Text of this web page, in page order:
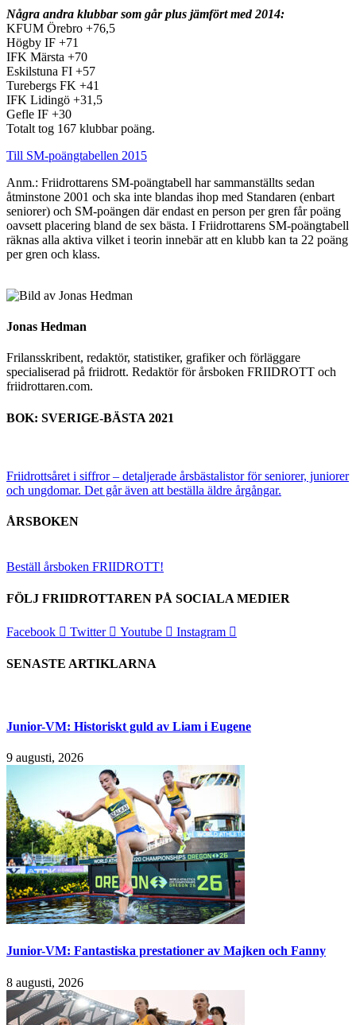
Några andra klubbar som går plus jämfört med 2014:
KFUM Örebro +76,5
Högby IF +71
IFK Märsta +70
Eskilstuna FI +57
Turebergs FK +41
IFK Lidingö +31,5
Gefle IF +30
Totalt tog 167 klubbar poäng.
Till SM-poängtabellen 2015
Anm.: Friidrottarens SM-poängtabell har sammanställts sedan
åtminstone 2001 och ska inte blandas ihop med Standaren (enbart
seniorer) och SM-poängen där endast en person per gren får poäng
oavsett placering bland de sex bästa. I Friidrottarens SM-poängtabell
räknas alla aktiva vilket i teorin innebär att en klubb kan ta 22 poäng
per gren och klass.
Jonas Hedman
Frilansskribent, redaktör, statistiker, grafiker och förläggare
specialiserad på friidrott. Redaktör för årsboken FRIIDROTT och
friidrottaren.com.
BOK: SVERIGE-BÄSTA 2021
Friidrottsåret i siffror – detaljerade årsbästalistor för seniorer, juniorer
och ungdomar. Det går även att beställa äldre årgångar.
ÅRSBOKEN
Beställ årsboken FRIIDROTT!
FÖLJ FRIIDROTTAREN PÅ SOCIALA MEDIER
Facebook Twitter Youtube Instagram
SENASTE ARTIKLARNA
Junior-VM: Historiskt guld av Liam i Eugene
9 augusti, 2026
Junior-VM: Fantastiska prestationer av Majken och Fanny
8 augusti, 2026